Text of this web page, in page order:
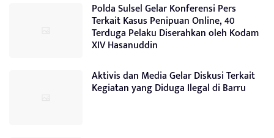
Polda Sulsel Gelar Konferensi Pers
Terkait Kasus Penipuan Online, 40
Terduga Pelaku Diserahkan oleh Kodam
XIV Hasanuddin
Aktivis dan Media Gelar Diskusi Terkait
Kegiatan yang Diduga Ilegal di Barru